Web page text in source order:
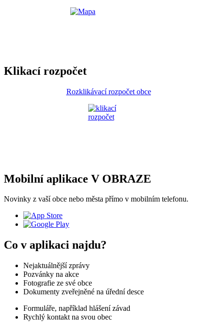
Klikací rozpočet
Rozklikávací rozpočet obce
Mobilní aplikace V OBRAZE
Novinky z vaší obce nebo města přímo v mobilním telefonu.
Co v aplikaci najdu?
Nejaktuálnější zprávy
Pozvánky na akce
Fotografie ze své obce
Dokumenty zveřejněné na úřední desce
Formuláře, například hlášení závad
Rychlý kontakt na svou obec